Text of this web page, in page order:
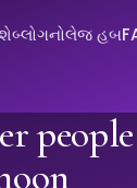
બ્લોગનોલેજ હબ